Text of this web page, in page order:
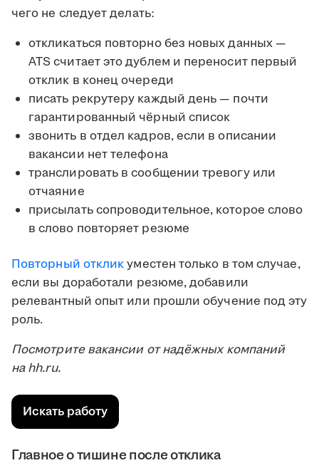
чего не следует делать:
откликаться повторно без новых данных —
ATS считает это дублем и переносит первый
отклик в конец очереди
писать рекрутеру каждый день — почти
гарантированный чёрный список
звонить в отдел кадров, если в описании
вакансии нет телефона
транслировать в сообщении тревогу или
отчаяние
присылать сопроводительное, которое слово
в слово повторяет резюме
Повторный откликуместен только в том случае,
если вы доработали резюме, добавили
релевантный опыт или прошли обучение под эту
роль.
Посмотрите вакансии от надёжных компаний
на hh.ru.
Искать работу
Главное о тишине после отклика